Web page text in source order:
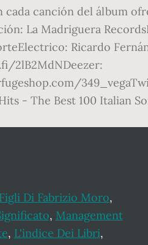
canción del álbum
La Madriguera
Ricardo
2lB2MdNDeezer:
- The Best 100 Italian
Figli Di Fabrizio Moro,
, Management
, L'indice Dei Libri,